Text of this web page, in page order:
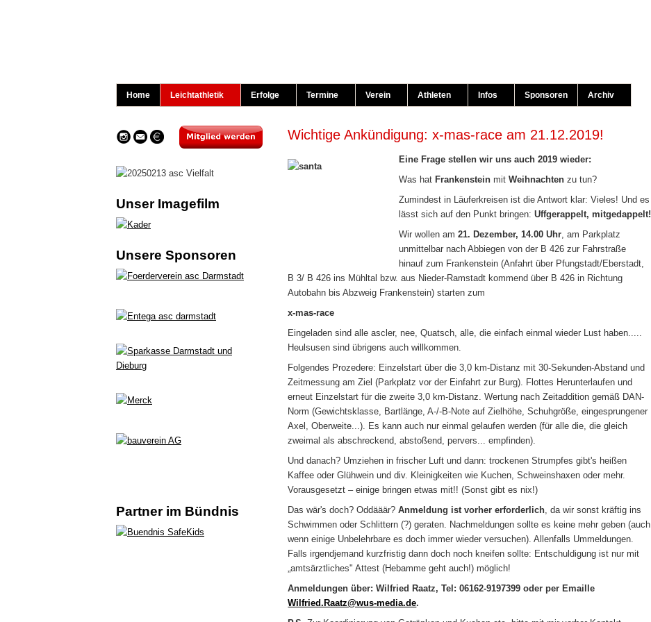
Home Leichtathletik Erfolge Termine Verein Athleten Infos Sponsoren Archiv
Unser Imagefilm
Unsere Sponsoren
Partner im Bündnis
Wichtige Ankündigung: x-mas-race am 21.12.2019!
Eine Frage stellen wir uns auch 2019 wieder:
Was hat Frankenstein mitWeihnachten zu tun?
Zumindest in Läuferkreisen ist die Antwort klar: Vieles! Und es
lässt sich auf den Punkt bringen:Uffgerappelt, mitgedappelt!
Wir wollen am21. Dezember, 14.00 Uhr, am Parkplatz
unmittelbar nach Abbiegen von der B 426 zur Fahrstraße
hinauf zum Frankenstein (Anfahrt über Pfungstadt/Eberstadt,
B 3/ B 426 ins Mühltal bzw. aus Nieder-Ramstadt kommend über B 426 in Richtung
Autobahn bis Abzweig Frankenstein) starten zum
x-mas-race
Eingeladen sind alle ascler, nee, Quatsch, alle, die einfach einmal wieder Lust haben.....
Heulsusen sind übrigens auch willkommen.
Folgendes Prozedere: Einzelstart über die 3,0 km-Distanz mit 30-Sekunden-Abstand und
Zeitmessung am Ziel (Parkplatz vor der Einfahrt zur Burg). Flottes Herunterlaufen und
erneut Einzelstart für die zweite 3,0 km-Distanz. Wertung nach Zeitaddition gemäß DAN-
Norm (Gewichtsklasse, Bartlänge, A-/-B-Note auf Zielhöhe, Schuhgröße, eingesprungener
Axel, Oberweite...). Es kann auch nur einmal gelaufen werden (für alle die, die gleich
zweimal als abschreckend, abstoßend, pervers... empfinden).
Und danach? Umziehen in frischer Luft und dann: trockenen Strumpfes gibt's heißen
Kaffee oder Glühwein und div. Kleinigkeiten wie Kuchen, Schweinshaxen oder mehr.
Vorausgesetzt – einige bringen etwas mit!! (Sonst gibt es nix!)
Das wär's doch? Oddääär?Anmeldung ist vorher erforderlich, da wir sonst kräftig ins
Schwimmen oder Schlittern (?) geraten. Nachmeldungen sollte es keine mehr geben (auch
wenn einige Unbelehrbare es doch immer wieder versuchen). Allenfalls Ummeldungen.
Falls irgendjemand kurzfristig dann doch noch kneifen sollte: Entschuldigung ist nur mit
„amtsärztliches" Attest (Hebamme geht auch!) möglich!
Anmeldungen über: Wilfried Raatz, Tel: 06162-9197399 oder per Emaille
Wilfried.Raatz@wus-media.de.